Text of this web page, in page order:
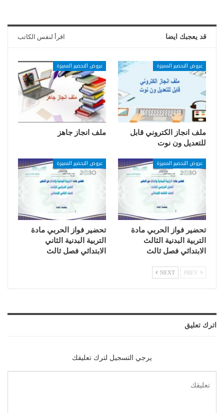
قد يعجبك ايضا اقرأ لنفس الكاتب
عروض التحضير المميزة
ملف انجاز الكتروني قابل
للتعديل ون نوت
عروض التحضير المميزة
ملف انجاز جاهز
عروض التحضير المميزة
تحضير فواز الحربي مادة
التربية البدنية الثالث
الابتدائي فصل ثالث
عروض التحضير المميزة
تحضير فواز الحربي مادة
التربية البدنية الثاني
الابتدائي فصل ثالث
NEXT
اترك تعليق
يرجي التسجيل لترك تعليقك